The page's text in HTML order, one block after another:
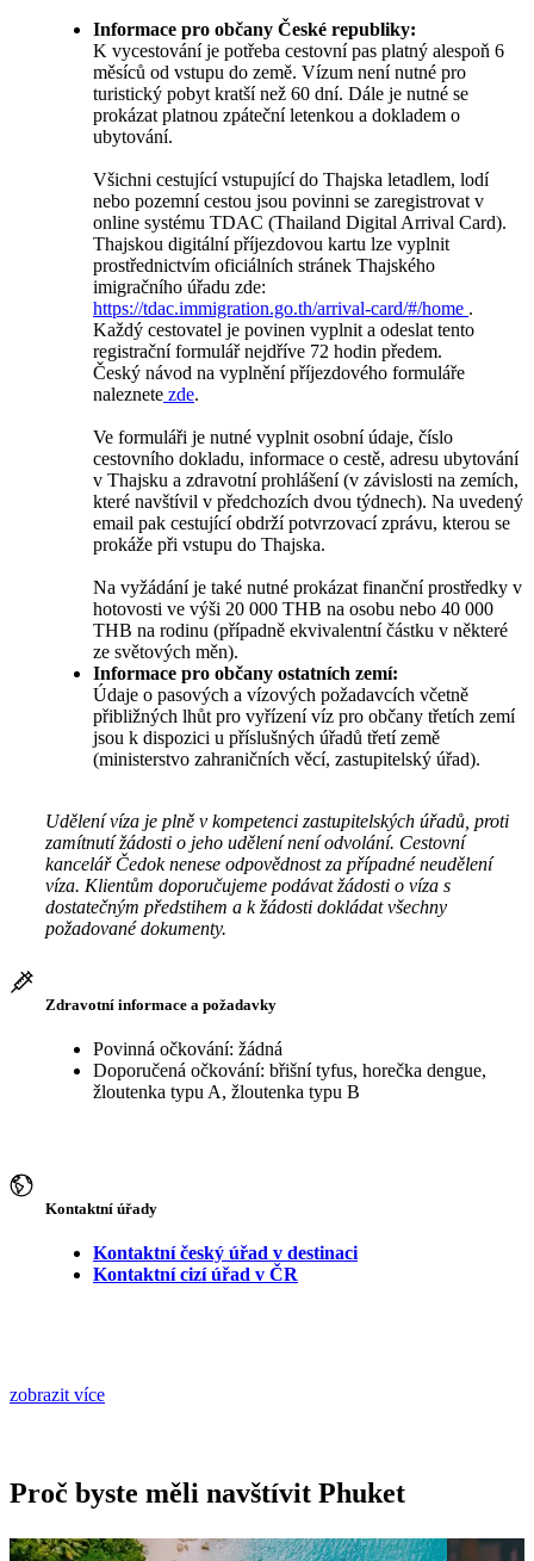
Informace pro občany České republiky:
K vycestování je potřeba cestovní pas platný alespoň 6
měsíců od vstupu do země. Vízum není nutné pro
turistický pobyt kratší než 60 dní. Dále je nutné se
prokázat platnou zpáteční letenkou a dokladem o
ubytování.
Všichni cestující vstupující do Thajska letadlem, lodí
nebo pozemní cestou jsou povinni se zaregistrovat v
online systému TDAC (Thailand Digital Arrival Card).
Thajskou digitální příjezdovou kartu lze vyplnit
prostřednictvím oficiálních stránek Thajského
imigračního úřadu zde:
https://tdac.immigration.go.th/arrival-card/#/home .
Každý cestovatel je povinen vyplnit a odeslat tento
registrační formulář nejdříve 72 hodin předem.
Český návod na vyplnění příjezdového formuláře
naleznete zde.
Ve formuláři je nutné vyplnit osobní údaje, číslo
cestovního dokladu, informace o cestě, adresu ubytování
v Thajsku a zdravotní prohlášení (v závislosti na zemích,
které navštívil v předchozích dvou týdnech). Na uvedený
email pak cestující obdrží potvrzovací zprávu, kterou se
prokáže při vstupu do Thajska.
Na vyžádání je také nutné prokázat finanční prostředky v
hotovosti ve výši 20 000 THB na osobu nebo 40 000
THB na rodinu (případně ekvivalentní částku v některé
ze světových měn).
Informace pro občany ostatních zemí:
Údaje o pasových a vízových požadavcích včetně
přibližných lhůt pro vyřízení víz pro občany třetích zemí
jsou k dispozici u příslušných úřadů třetí země
(ministerstvo zahraničních věcí, zastupitelský úřad).
Udělení víza je plně v kompetenci zastupitelských úřadů, proti
zamítnutí žádosti o jeho udělení není odvolání. Cestovní
kancelář Čedok nenese odpovědnost za případné neudělení
víza. Klientům doporučujeme podávat žádosti o víza s
dostatečným předstihem a k žádosti dokládat všechny
požadované dokumenty.
Zdravotní informace a požadavky
Povinná očkování: žádná
Doporučená očkování: břišní tyfus, horečka dengue,
žloutenka typu A, žloutenka typu B
Kontaktní úřady
Kontaktní český úřad v destinaci
Kontaktní cizí úřad v ČR
zobrazit více
Proč byste měli navštívit Phuket